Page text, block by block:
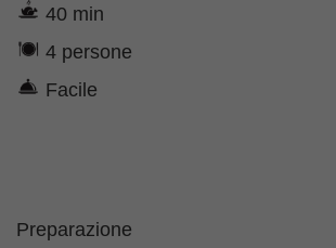
40 min
4 persone
Facile
Preparazione